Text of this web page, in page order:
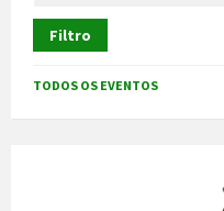
Filtro
TODOS OS EVENTOS